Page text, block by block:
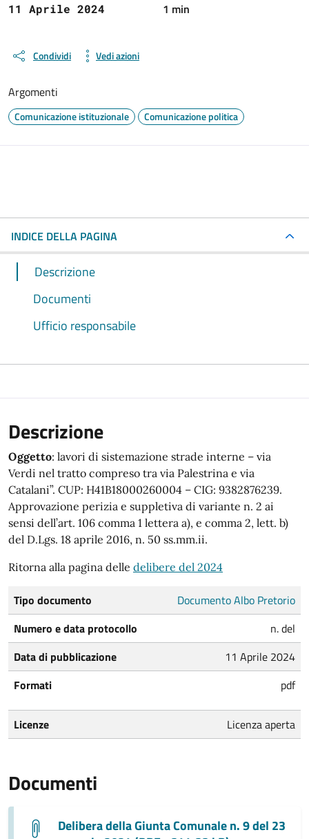
11 Aprile 2024
1 min
Condividi Vedi azioni
Argomenti
Comunicazione istituzionale Comunicazione politica
INDICE DELLA PAGINA
Descrizione
Documenti
Ufficio responsabile
Descrizione
Oggetto: lavori di sistemazione strade interne – via
Verdi nel tratto compreso tra via Palestrina e via
Catalani”. CUP: H41B18000260004 – CIG: 9382876239.
Approvazione perizia e suppletiva di variante n. 2 ai
sensi dell’art. 106 comma 1 lettera a), e comma 2, lett. b)
del D.Lgs. 18 aprile 2016, n. 50 ss.mm.ii.
Ritorna alla pagina delle delibere del 2024
Tipo documento
Documento Albo Pretorio
Numero e data protocollo
n. del
Data di pubblicazione
11 Aprile 2024
Formati
pdf
Licenze Licenza aperta
Documenti
Delibera della Giunta Comunale n. 9 del 23